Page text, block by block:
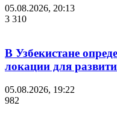
05.08.2026, 20:13
3 310
В Узбекистане
локации для
05.08.2026, 19:22
982